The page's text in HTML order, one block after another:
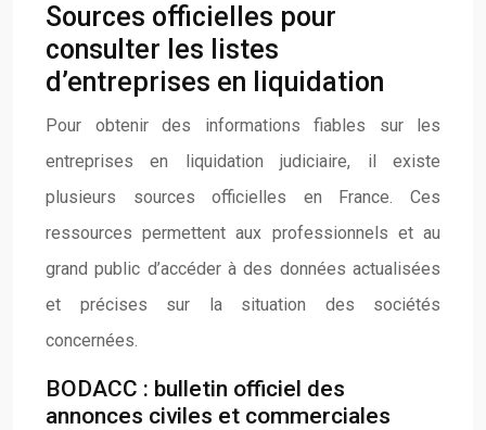
Sources officielles pour
consulter les listes
d’entreprises en liquidation
Pour obtenir des informations fiables sur les
entreprises en liquidation judiciaire, il existe
plusieurs sources officielles en France. Ces
ressources permettent aux professionnels et au
grand public d’accéder à des données actualisées
et précises sur la situation des sociétés
concernées.
BODACC : bulletin officiel des
annonces civiles et commerciales